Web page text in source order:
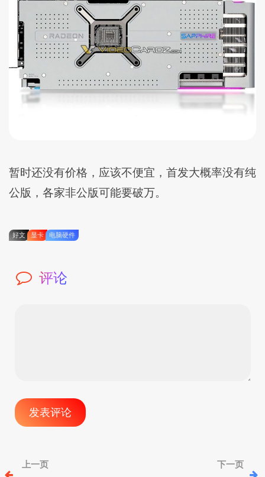
暂时还没有价格，应该不便宜，首发大概率没有纯
公版，各家非公版可能要破万。
好文 显卡 电脑硬件
评论
文上一页
下一页